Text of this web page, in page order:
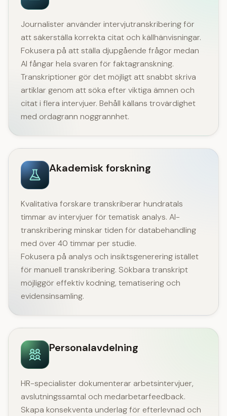
Journalister använder intervjutranskribering för
att säkerställa korrekta citat och källhänvisningar.
Fokusera på att ställa djupgående frågor medan
AI fångar hela svaren för faktagranskning.
Transkriptioner gör det möjligt att snabbt skriva
artiklar genom att söka efter viktiga ämnen och
citat i flera intervjuer. Behåll källans trovärdighet
med ordagrann noggrannhet.
Akademisk forskning
Kvalitativa forskare transkriberar hundratals
timmar av intervjuer för tematisk analys. AI-
transkribering minskar tiden för databehandling
med över 40 timmar per studie.
Fokusera på analys och insiktsgenerering istället
för manuell transkribering. Sökbara transkript
möjliggör effektiv kodning, tematisering och
evidensinsamling.
Personalavdelning
HR-specialister dokumenterar arbetsintervjuer,
avslutningssamtal och medarbetarfeedback.
Skapa konsekventa underlag för efterlevnad och